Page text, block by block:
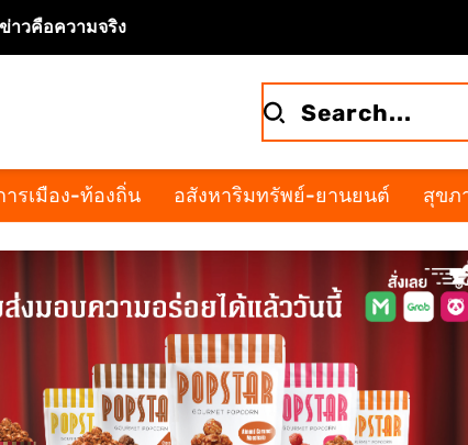
าวคือความจริง
ารเมือง-ท้องถิ่น อสังหาริมทรัพย์-ยานยนต์ สุขภ